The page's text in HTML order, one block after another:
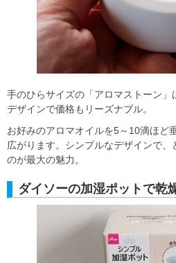
手のひらサイズの「アロマストーン」
デザインで価格もリーズナブル。
お好みのアロマオイルを5～10滴ほど
広がります。シンプルなデザインで
のが最大の魅力。
ダイソーの加湿ポットで乾